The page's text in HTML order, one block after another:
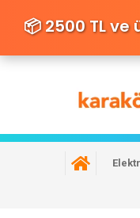
📦 2500 TL ve